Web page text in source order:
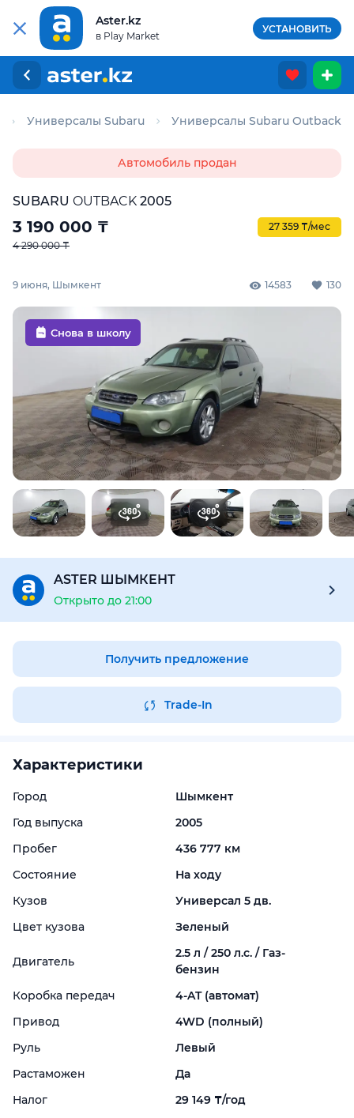
Aster.kz
в Play Market
УСТАНОВИТЬ
Универсалы Subaru Универсалы Subaru Outback
Автомобиль продан
SUBARU OUTBACK 2005
3 190 000 ₸
27 359 ₸/мес
4 290 000 ₸
9 июня, Шымкент 14583 130
Снова в школу
Для этого авто доступен отчёт Aster Check
Предоставим подробную информацию об автомобиле:
техническое состояние, пробег, история осмотров,
юридическая проверка по базам РК и РФ
Купить отчёт за 1000₸
ASTER ШЫМКЕНТ
Открыто до 21:00
Получить предложение
Trade-In
Характеристики
Город
Шымкент
Год выпуска
2005
Пробег
436 777 км
Состояние
На ходу
Кузов
Универсал 5 дв.
Цвет кузова
Зеленый
Двигатель
2.5 л / 250 л.с. / Газ-
бензин
Коробка передач
4-AT (автомат)
Привод
4WD (полный)
Руль
Левый
Растаможен
Да
Налог
29 149 ₸/год